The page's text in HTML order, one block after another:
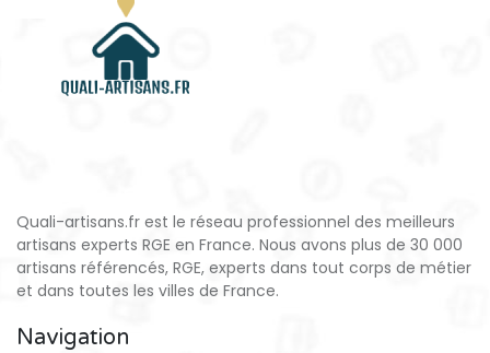
Quali-artisans.fr est le réseau professionnel des meilleurs
artisans experts RGE en France. Nous avons plus de 30 000
artisans référencés, RGE, experts dans tout corps de métier
et dans toutes les villes de France.
Navigation